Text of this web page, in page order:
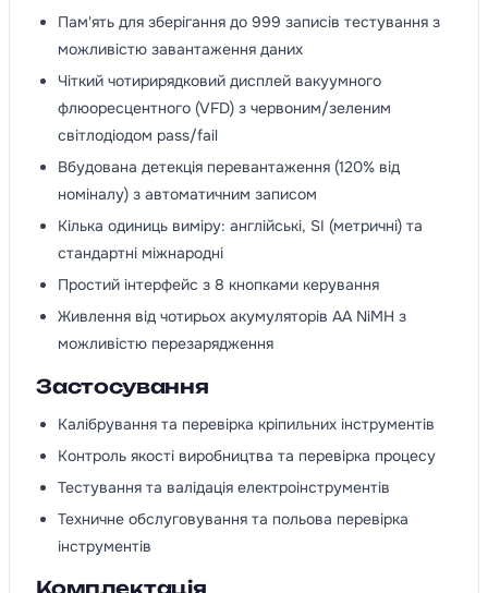
Пам'ять для зберігання до 999 записів тестування з
можливістю завантаження даних
Чіткий чотирирядковий дисплей вакуумного
флюоресцентного (VFD) з червоним/зеленим
світлодіодом pass/fail
Вбудована детекція перевантаження (120% від
номіналу) з автоматичним записом
Кілька одиниць виміру: англійські, SI (метричні) та
стандартні міжнародні
Простий інтерфейс з 8 кнопками керування
Живлення від чотирьох акумуляторів AA NiMH з
можливістю перезарядження
Застосування
Калібрування та перевірка кріпильних інструментів
Контроль якості виробництва та перевірка процесу
Тестування та валідація електроінструментів
Техничне обслуговування та польова перевірка
інструментів
Комплектація